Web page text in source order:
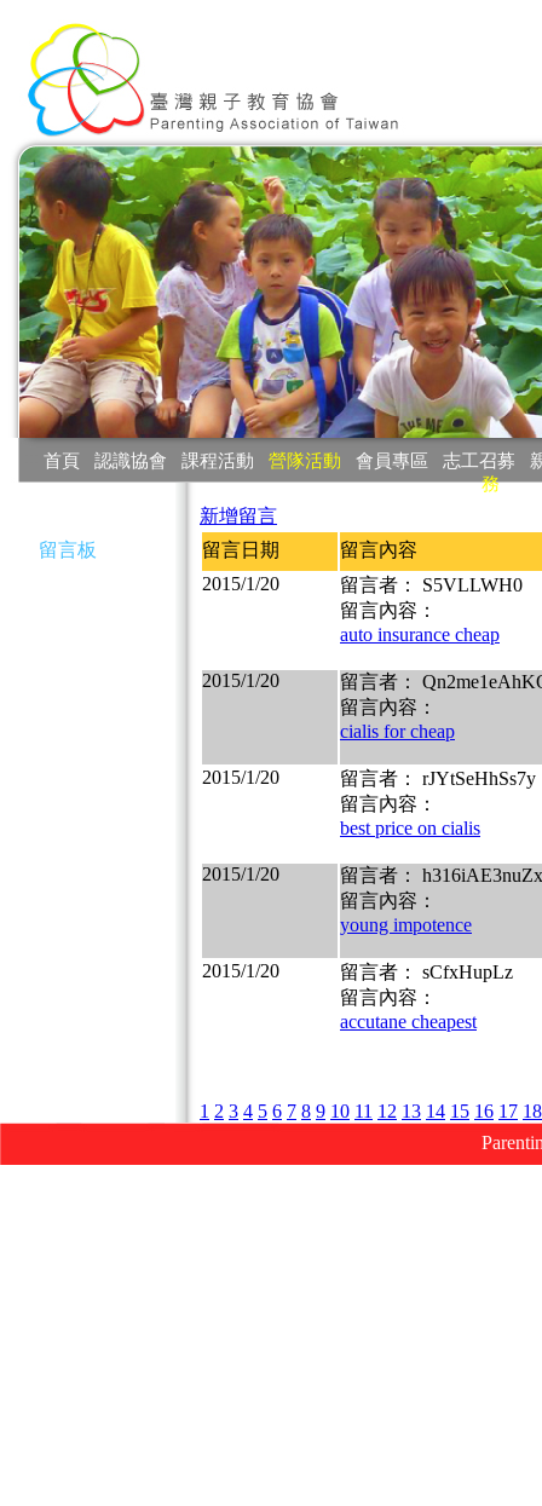
首頁 認識協會 課程活動 營隊活動 會員專區 志工召募
務
留言板
新增留言
留言日期
留言內容
2015/1/20
留言者： S5VLLWH0
留言內容：
auto insurance cheap
2015/1/20
留言者：
留言內容：
cialis for cheap
2015/1/20
留言者： rJYtSeHhSs7y
留言內容：
best price on cialis
2015/1/20
留言者： h316iAE3nuZx
留言內容：
young impotence
2015/1/20
留言者： sCfxHupLz
留言內容：
accutane cheapest
1 2 3 4 5 6 7 8 9 10 11 12 13 14 15 16 17 18